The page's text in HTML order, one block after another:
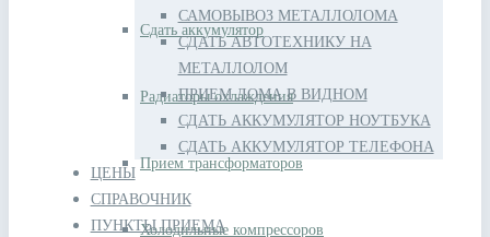
Сдать аккумулятор
Радиаторы охлаждения
Прием трансформаторов
Холодильные компрессоров
САМОВЫВОЗ МЕТАЛЛОЛОМА
СДАТЬ АВТОТЕХНИКУ НА
МЕТАЛЛОЛОМ
ПРИЕМ ЛОМА В ВИДНОМ
СДАТЬ АККУМУЛЯТОР НОУТБУКА
СДАТЬ АККУМУЛЯТОР ТЕЛЕФОНА
ЦЕНЫ
СПРАВОЧНИК
ПУНКТЫ ПРИЕМА